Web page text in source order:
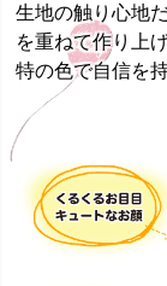
生地の触り心地
を重ねて作り上
特の色で自信を